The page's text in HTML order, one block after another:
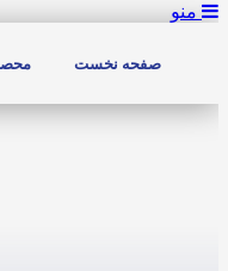
منو
صفحه نخست